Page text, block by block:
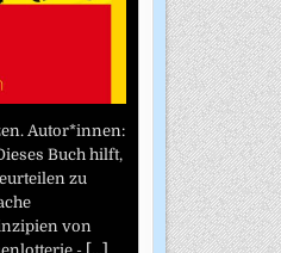
Autor*innen:
Buch hilft,
zu
von